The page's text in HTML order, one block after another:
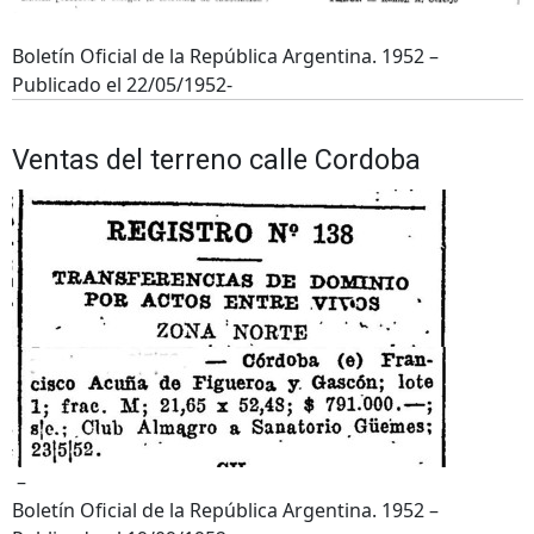
Boletín Oficial de la República Argentina. 1952 –
Publicado el 22/05/1952-
Ventas del terreno calle Cordoba
–
Boletín Oficial de la República Argentina. 1952 –